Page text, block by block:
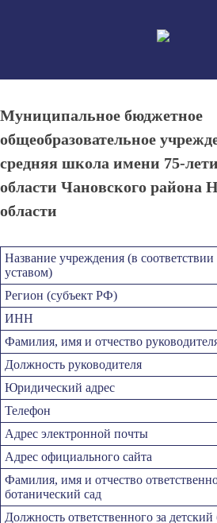
Муниципальное бюджетное
общеобразовательное
средняя школа имени 75-
области Чановского района
области
Название учреждения (в
уставом)
Регион (субъект РФ)
ИНН
Фамилия, имя и отчество
Должность руководителя
Юридический адрес
Телефон
Адрес электронной почты
Адрес официального сайта
Фамилия, имя и отчество
ботанический сад
Должность ответственного за